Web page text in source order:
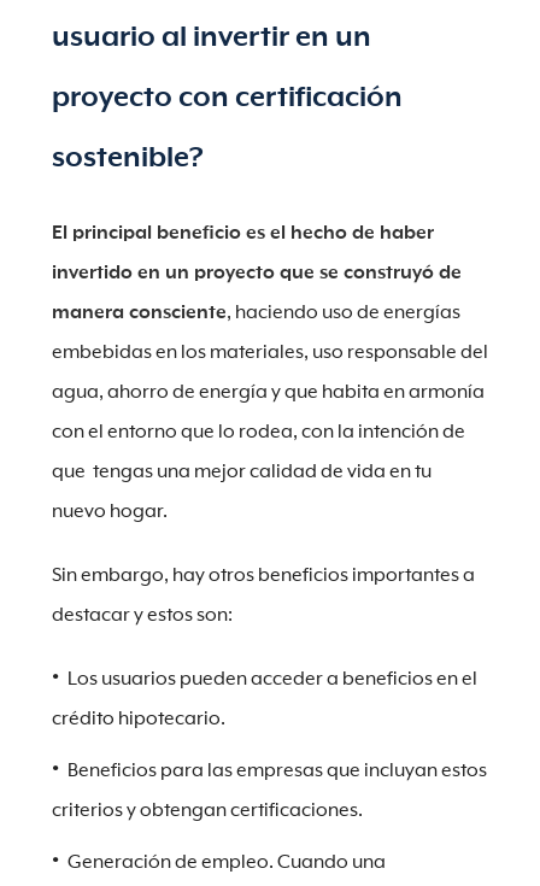
usuario al invertir en un
proyecto con certificación
sostenible?
El principal beneficio es el hecho de haber
invertido en un proyecto que se construyó de
manera consciente, haciendo uso de energías
embebidas en los materiales, uso responsable del
agua, ahorro de energía y que habita en armonía
con el entorno que lo rodea, con la intención de
que tengas una mejor calidad de vida en tu
nuevo hogar.
Sin embargo, hay otros beneficios importantes a
destacar y estos son:
Los usuarios pueden acceder a beneficios en el
crédito hipotecario.
Beneficios para las empresas que incluyan estos
criterios y obtengan certificaciones.
Generación de empleo. Cuando una